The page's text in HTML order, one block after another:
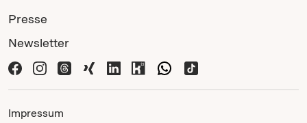
Presse
Newsletter
Impressum